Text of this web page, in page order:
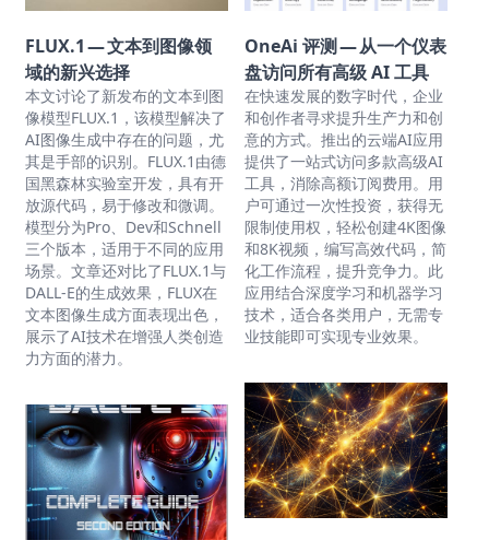
FLUX.1 — 文本到图像领
域的新兴选择
本文讨论了新发布的文本到图
像模型FLUX.1，该模型解决了
AI图像生成中存在的问题，尤
其是手部的识别。FLUX.1由德
国黑森林实验室开发，具有开
放源代码，易于修改和微调。
模型分为Pro、Dev和Schnell
三个版本，适用于不同的应用
场景。文章还对比了FLUX.1与
DALL-E的生成效果，FLUX在
文本图像生成方面表现出色，
展示了AI技术在增强人类创造
力方面的潜力。
OneAi 评测 — 从一个仪表
盘访问所有高级 AI 工具
在快速发展的数字时代，企业
和创作者寻求提升生产力和创
意的方式。推出的云端AI应用
提供了一站式访问多款高级AI
工具，消除高额订阅费用。用
户可通过一次性投资，获得无
限制使用权，轻松创建4K图像
和8K视频，编写高效代码，简
化工作流程，提升竞争力。此
应用结合深度学习和机器学习
技术，适合各类用户，无需专
业技能即可实现专业效果。